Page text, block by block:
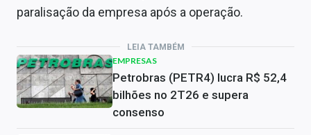
paralisação da empresa após a operação.
LEIA TAMBÉM
EMPRESAS
Petrobras (PETR4) lucra R$ 52,4
bilhões no 2T26 e supera
consenso